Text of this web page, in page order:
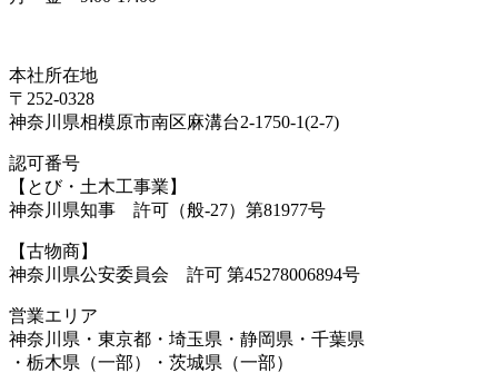
本社所在地
〒252-0328
神奈川県相模原市南区麻溝台2-1750-1(2-7)
認可番号
【とび・土木工事業】
神奈川県知事 許可（般-27）第81977号
【古物商】
神奈川県公安委員会 許可 第45278006894号
営業エリア
神奈川県・東京都・埼玉県・静岡県・千葉県
・栃木県（一部）・茨城県（一部）